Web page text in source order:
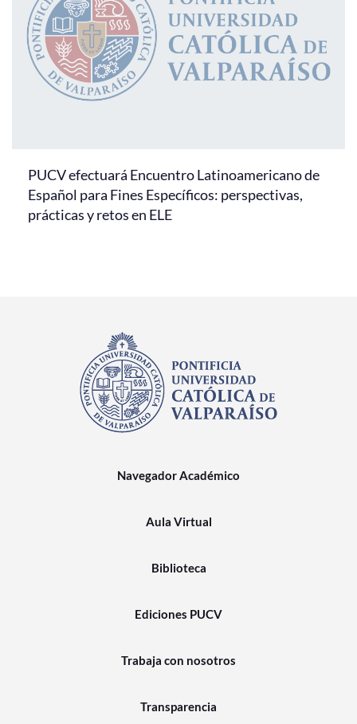
PUCV efectuará Encuentro Latinoamericano de
Español para Fines Específicos: perspectivas,
prácticas y retos en ELE
Navegador Académico
Aula Virtual
Biblioteca
Ediciones PUCV
Trabaja con nosotros
Transparencia